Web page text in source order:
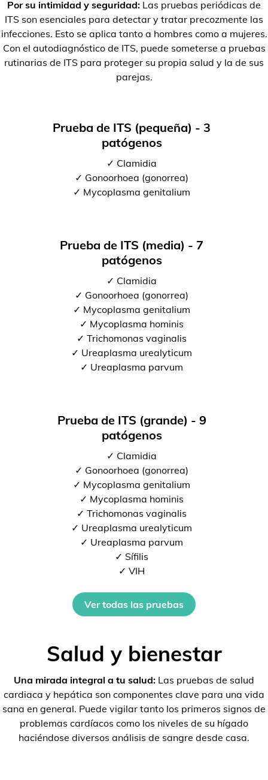
Por su intimidad y seguridad: Las pruebas periódicas de
ITS son esenciales para detectar y tratar precozmente las
infecciones. Esto se aplica tanto a hombres como a mujeres.
Con el autodiagnóstico de ITS, puede someterse a pruebas
rutinarias de ITS para proteger su propia salud y la de sus
parejas.
Prueba de ITS (pequeña) - 3
patógenos
✓ Clamidia
✓ Gonoorhoea (gonorrea)
✓ Mycoplasma genitalium
Prueba de ITS (media) - 7
patógenos
✓ Clamidia
✓ Gonoorhoea (gonorrea)
✓ Mycoplasma genitalium
✓ Mycoplasma hominis
✓ Trichomonas vaginalis
✓ Ureaplasma urealyticum
✓ Ureaplasma parvum
Prueba de ITS (grande) - 9
patógenos
✓ Clamidia
✓ Gonoorhoea (gonorrea)
✓ Mycoplasma genitalium
✓ Mycoplasma hominis
✓ Trichomonas vaginalis
✓ Ureaplasma urealyticum
✓ Ureaplasma parvum
✓ Sífilis
✓ VIH
Ver todas las pruebas
Salud y bienestar
Una mirada integral a tu salud: Las pruebas de salud
cardiaca y hepática son componentes clave para una vida
sana en general. Puede vigilar tanto los primeros signos de
problemas cardíacos como los niveles de su hígado
haciéndose diversos análisis de sangre desde casa.